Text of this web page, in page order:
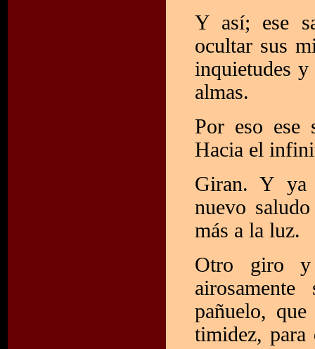
Y así; ese
ocultar sus
inquietudes y
almas.
Por eso ese
Hacia el
Giran. Y ya
nuevo
más a la luz.
Otro giro y
pañuelo,
timidez, para